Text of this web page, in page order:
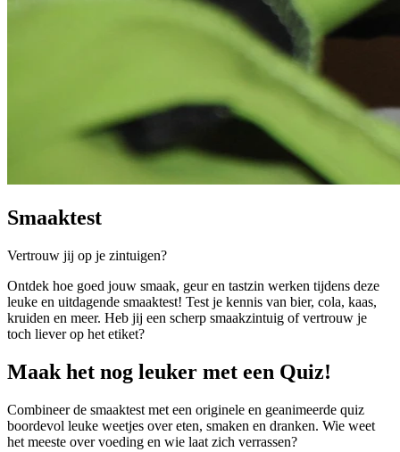
Smaaktest
Vertrouw jij op je zintuigen?
Ontdek hoe goed jouw smaak, geur en tastzin werken tijdens deze
leuke en uitdagende smaaktest! Test je kennis van bier, cola, kaas,
kruiden en meer. Heb jij een scherp smaakzintuig of vertrouw je
toch liever op het etiket?
Maak het nog leuker met een Quiz!
Combineer de smaaktest met een originele en geanimeerde quiz
boordevol leuke weetjes over eten, smaken en dranken. Wie weet
het meeste over voeding en wie laat zich verrassen?